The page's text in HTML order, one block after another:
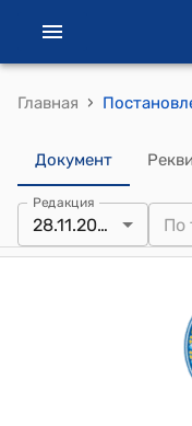
Главная ›
Документ
Редакция
28.11.2024